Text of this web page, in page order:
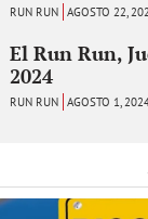
RUN RUN AGOSTO 22,
El Run Run,
2024
RUN RUN AGOSTO 1,